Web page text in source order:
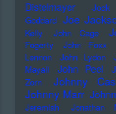
Distelmayer
Jock
Goddard Joe
Kelly
John Cage
Fogerty
John Foxx
Lennon
John Lydon
Mayall
John Peel
Zorn
Johnny
Johnny Marr
Jeremiah
Jonathan